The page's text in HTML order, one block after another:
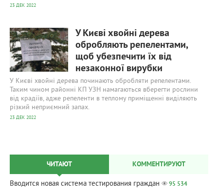
23 ДЕК 2022
У Києві хвойні дерева
обробляють репелентами,
щоб убезпечити їх від
незаконної вирубки
У Києві хвойні дерева починають обробляти репелентами.
Таким чином районні КП УЗН намагаються вберегти рослини
від крадіїв, адже репеленти в теплому приміщенні виділяють
різкий неприємний запах.
23 ДЕК 2022
ЧИТАЮТ КОММЕНТИРУЮТ
Вводится новая система тестирования граждан 95 534